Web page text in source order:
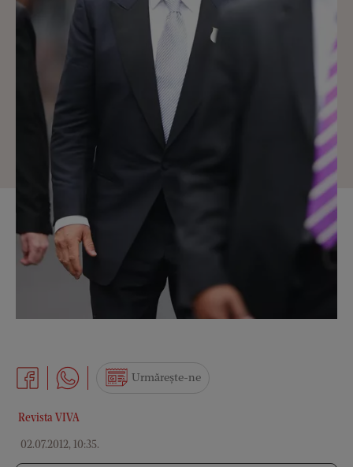
Revista VIVA
02.07.2012, 10:35.
Urmărește-ne